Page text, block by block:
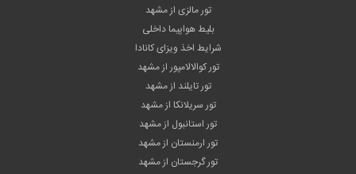
تور مالزی از مشهد
بلیط هواپیما داخلی
شرایط اخذ ویزای کانادا
تور کوالالامپور از مشهد
تور تایلند از مشهد
تور سریلانکا از مشهد
تور استانبول از مشهد
تور ارمنستان از مشهد
تور گرجستان از مشهد